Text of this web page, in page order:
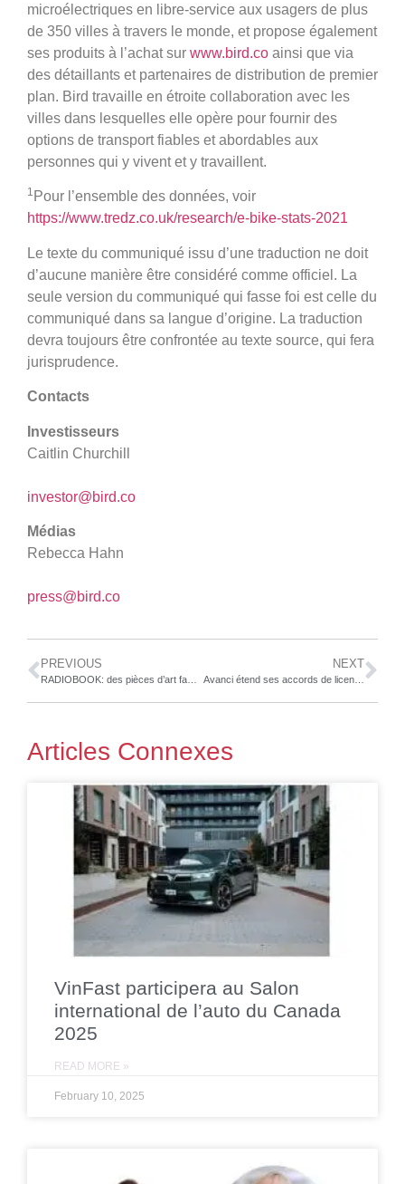
microélectriques en libre-service aux usagers de plus
de 350 villes à travers le monde, et propose également
ses produits à l’achat sur www.bird.co ainsi que via
des détaillants et partenaires de distribution de premier
plan. Bird travaille en étroite collaboration avec les
villes dans lesquelles elle opère pour fournir des
options de transport fiables et abordables aux
personnes qui y vivent et y travaillent.
1 Pour l’ensemble des données, voir
https://www.tredz.co.uk/research/e-bike-stats-2021
Le texte du communiqué issu d’une traduction ne doit
d’aucune manière être considéré comme officiel. La
seule version du communiqué qui fasse foi est celle du
communiqué dans sa langue d’origine. La traduction
devra toujours être confrontée au texte source, qui fera
jurisprudence.
Contacts
Investisseurs
Caitlin Churchill
investor@bird.co
Médias
Rebecca Hahn
press@bird.co
PREVIOUS NEXT
Avanci étend ses accords de licence de brevet avec Volkswagen
Articles Connexes
VinFast participera au Salon
international de l’auto du Canada
2025
READ MORE »
February 10, 2025